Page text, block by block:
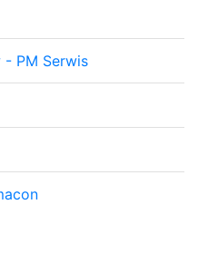
- PM Serwis